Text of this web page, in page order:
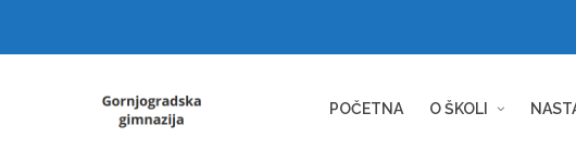
POČETNA O ŠKOLI